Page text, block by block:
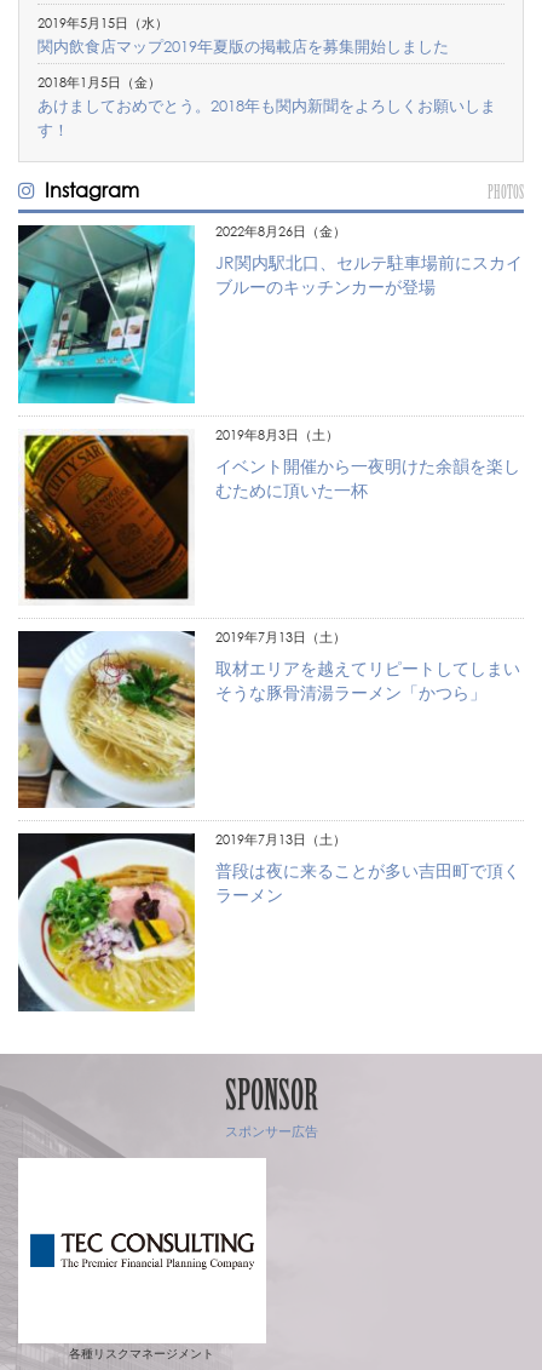
2019年5月15日（水）
関内飲食店マップ2019年夏版の掲載店を募集開始しました
2018年1月5日（金）
あけましておめでとう。2018年も関内新聞をよろしくお願いしま
す！
Instagram PHOTOS
2022年8月26日（金）
JR関内駅北口、セルテ駐車場前にスカイ
ブルーのキッチンカーが登場
2019年8月3日（土）
イベント開催から一夜明けた余韻を楽し
むために頂いた一杯
2019年7月13日（土）
取材エリアを越えてリピートしてしまい
そうな豚骨清湯ラーメン「かつら」
2019年7月13日（土）
普段は夜に来ることが多い吉田町で頂く
ラーメン
SPONSOR
スポンサー広告
各種リスクマネージメント